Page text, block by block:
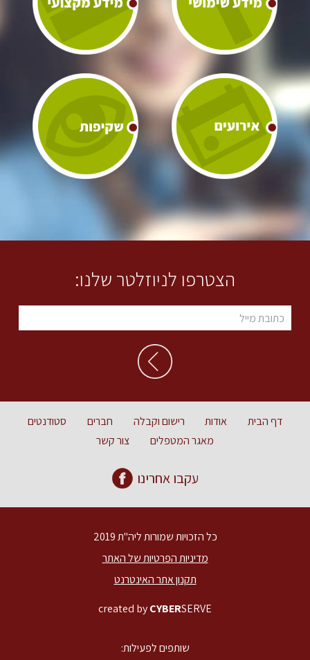
הצטרפו לניוזלטר שלנו:
דף הבית אודות רישום וקבלה חברים
סטודנטים
מאגר המטפלים
צור קשר
עקבו אחרינו
כל הזכויות שמורות ליה"ת 2019
מדיניות הפרטיות של האתר
תקנון אתר האינטרנט
created byCYBERSERVE
שותפים לפעילות: